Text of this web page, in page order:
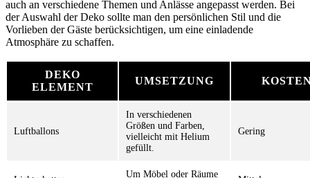
auch an verschiedene Themen und Anlässe angepasst werden. Bei
der Auswahl der Deko sollte man den persönlichen Stil und die
Vorlieben der Gäste berücksichtigen, um eine einladende
Atmosphäre zu schaffen.
DEKO
ELEMENT
UMSETZUNG
Luftballons
In verschiedenen
Größen und Farben,
vielleicht mit Helium
gefüllt.
Gering
Um Möbel oder Räume